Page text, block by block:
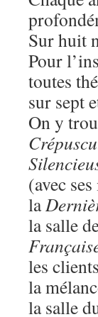
Sur huit
Pour
toutes
sur sept
On y
(avec
la
la salle
les
la
la salle